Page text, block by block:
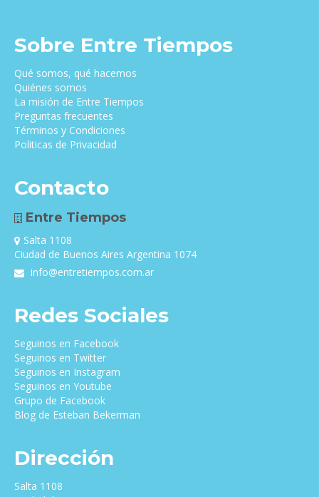
Sobre Entre Tiempos
Qué somos, qué hacemos
Quiénes somos
La misión de Entre Tiempos
Preguntas frecuentes
Términos y Condiciones
Politicas de Privacidad
Contacto
Entre Tiempos
Salta 1108
Ciudad de Buenos Aires Argentina 1074
info@entretiempos.com.ar
Redes Sociales
Seguinos en Facebook
Seguinos en Twitter
Seguinos en Instagram
Seguinos en Youtube
Grupo de Facebook
Blog de Esteban Bekerman
Dirección
Salta 1108